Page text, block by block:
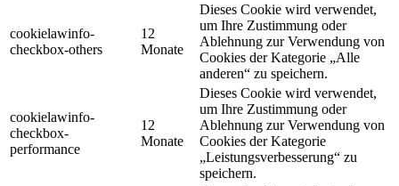
cookielawinfo-
checkbox-others
12
Monate
Dieses Cookie wird verwendet,
um Ihre Zustimmung oder
Ablehnung zur Verwendung von
Cookies der Kategorie „Alle
anderen“ zu speichern.
cookielawinfo-
checkbox-
performance
12
Monate
Dieses Cookie wird verwendet,
um Ihre Zustimmung oder
Ablehnung zur Verwendung von
Cookies der Kategorie
„Leistungsverbesserung“ zu
speichern.